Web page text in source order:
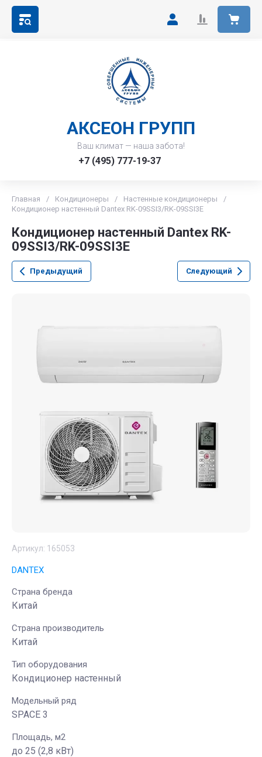
АКСЕОН ГРУПП
Ваш климат — наша забота!
+7 (495) 777-19-37
Главная / Кондиционеры / Настенные кондиционеры
/
Кондиционер настенный Dantex RK-09SSI3/RK-09SSI3E
Кондиционер настенный Dantex RK-
09SSI3/RK-09SSI3E
Предыдущий Следующий
Артикул: 165053
DANTEX
Страна бренда
Китай
Страна производитель
Китай
Тип оборудования
Кондиционер настенный
Модельный ряд
SPACE 3
Площадь, м2
до 25 (2,8 кВт)